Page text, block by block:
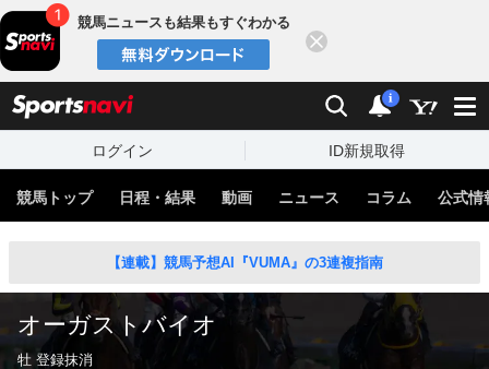
競馬ニュースも結果もすぐわかる
検索 通知
i
ログイン ID新規取得
競馬トップ 日程・結果 動画 ニュース コラム 公式情
【連載】競馬予想AI『VUMA』の3連複指南
オーガストバイオ
牡 登録抹消